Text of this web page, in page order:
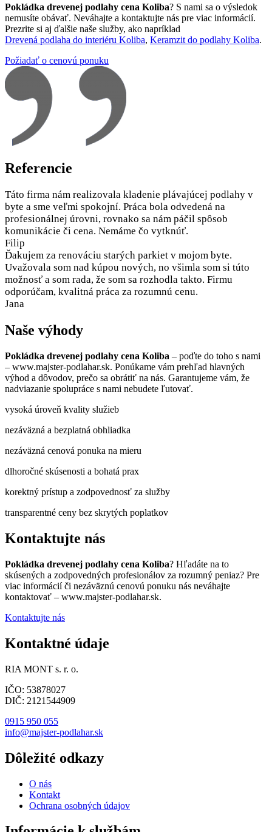
Pokládka drevenej podlahy cena Koliba? S nami sa o výsledok
nemusíte obávať. Neváhajte a kontaktujte nás pre viac informácií.
Prezrite si aj ďalšie naše služby, ako napríklad
Drevená podlaha do interiéru Koliba, Keramzit do podlahy Koliba.
Požiadať o cenovú ponuku
Referencie
Táto firma nám realizovala kladenie plávajúcej podlahy v
byte a sme veľmi spokojní. Práca bola odvedená na
profesionálnej úrovni, rovnako sa nám páčil spôsob
komunikácie či cena. Nemáme čo vytknúť.
Filip
Ďakujem za renováciu starých parkiet v mojom byte.
Uvažovala som nad kúpou nových, no všimla som si túto
možnosť a som rada, že som sa rozhodla takto. Firmu
odporúčam, kvalitná práca za rozumnú cenu.
Jana
Naše výhody
Pokládka drevenej podlahy cena Koliba – poďte do toho s nami
– www.majster-podlahar.sk. Ponúkame vám prehľad hlavných
výhod a dôvodov, prečo sa obrátiť na nás. Garantujeme vám, že
nadviazanie spolupráce s nami nebudete ľutovať.
vysoká úroveň kvality služieb
nezáväzná a bezplatná obhliadka
nezáväzná cenová ponuka na mieru
dlhoročné skúsenosti a bohatá prax
korektný prístup a zodpovednosť za služby
transparentné ceny bez skrytých poplatkov
Kontaktujte nás
Pokládka drevenej podlahy cena Koliba? Hľadáte na to
skúsených a zodpovedných profesionálov za rozumný peniaz? Pre
viac informácií či nezáväznú cenovú ponuku nás neváhajte
kontaktovať – www.majster-podlahar.sk.
Kontaktujte nás
Kontaktné údaje
RIA MONT s. r. o.
IČO: 53878027
DIČ: 2121544909
0915 950 055
info@majster-podlahar.sk
Dôležité odkazy
O nás
Kontakt
Ochrana osobných údajov